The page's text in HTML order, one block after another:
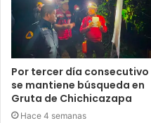
Por tercer día consecutivo
se mantiene búsqueda en
Gruta de Chichicazapa
Hace 4 semanas